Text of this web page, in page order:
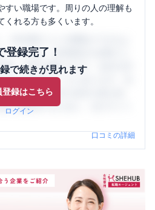
すい職場です。周りの人の理解も
れる方も多くいます。
登録完了！
で続きが見れます
登録はこちら
ログイン
ーハブ)は、女性限定の企業口コ
面・女性の働きやすさ・会社の評
すべき点がたくさんあります。先
を通して、本当の会社の姿を知
みを解消するために、ぜひサイト
口コミの詳細